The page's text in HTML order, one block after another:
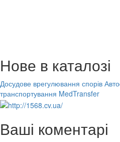
Нове в каталозі
Досудове врегулювання спорів
транспортування MedTransfer
Ваші коментарі